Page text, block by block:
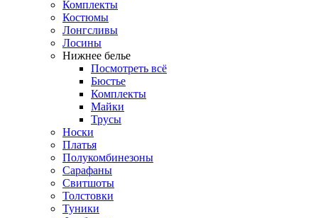
Комплекты
Костюмы
Лонгсливы
Лосины
Нижнее белье
Посмотреть всё
Бюстье
Комплекты
Майки
Трусы
Носки
Платья
Полукомбинезоны
Сарафаны
Свитшоты
Толстовки
Туники